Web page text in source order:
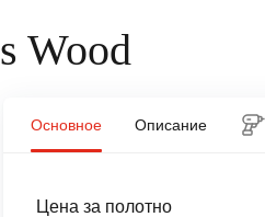
Wood
Основное Описание
Цена за полотно